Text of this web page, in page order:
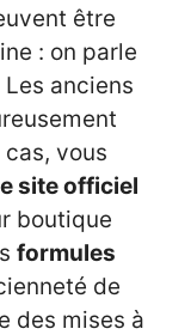
être
: on parle
Les anciens
vous
site officiel
boutique
formules
de
des mises à